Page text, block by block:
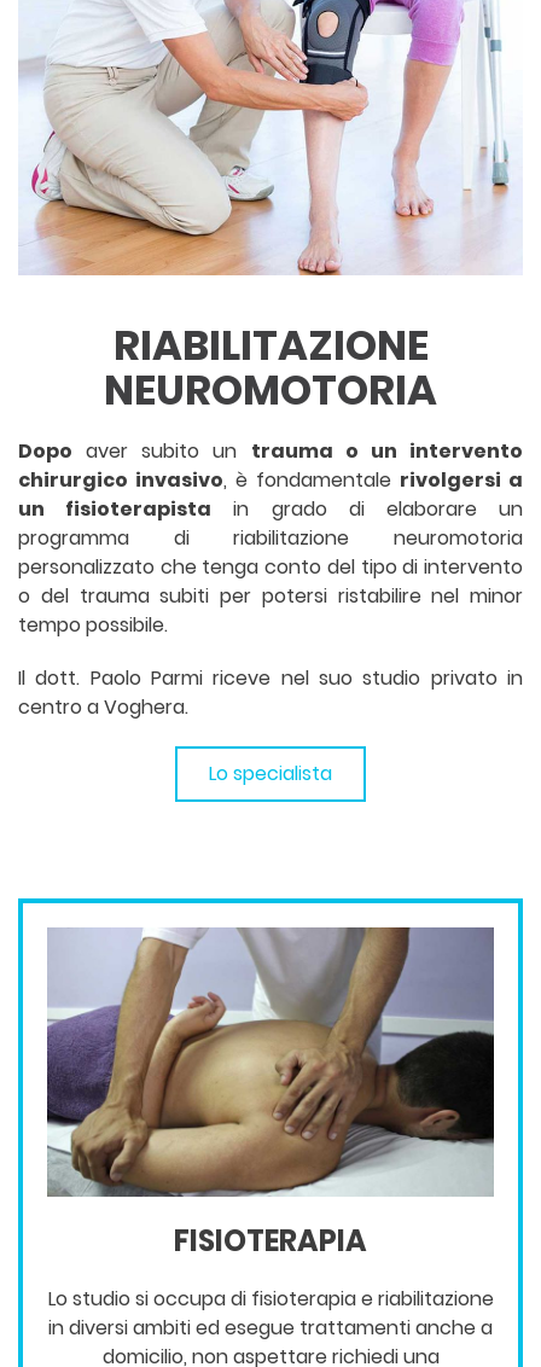
RIABILITAZIONE
NEUROMOTORIA
Dopo aver subito un trauma o un intervento
chirurgico invasivo, è fondamentale rivolgersi a
un fisioterapista in grado di elaborare un
programma di riabilitazione neuromotoria
personalizzato che tenga conto del tipo di intervento
o del trauma subiti per potersi ristabilire nel minor
tempo possibile.
Il dott. Paolo Parmi riceve nel suo studio privato in
centro a Voghera.
Lo specialista
FISIOTERAPIA
Lo studio si occupa di fisioterapia e riabilitazione
in diversi ambiti ed esegue trattamenti anche a
domicilio, non aspettare richiedi una